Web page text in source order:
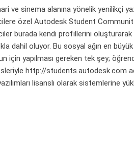
ve sinema alanına yönelik yenilikçi
özel Autodesk Student
burada kendi profillerini oluşturarak
dahil oluyor. Bu sosyal ağın en
için yapılması gereken tek şey;
http://students.autodesk.com
lisanslı olarak sistemlerine